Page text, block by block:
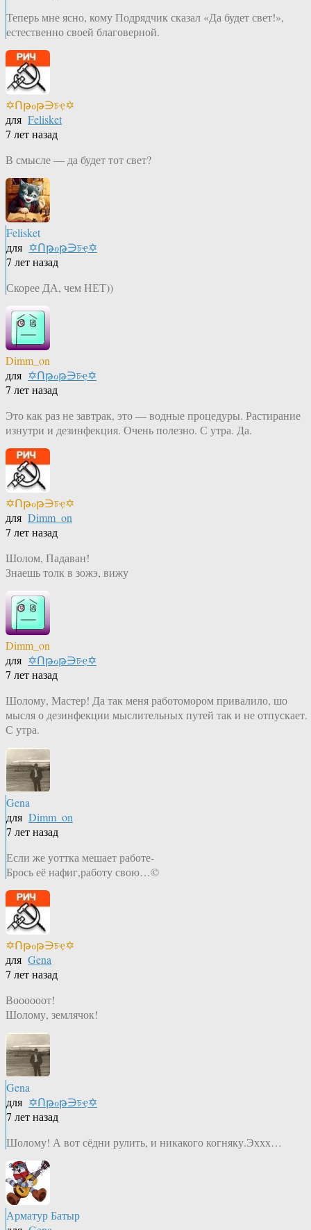
Теперь мне ясно, кому Подрядчик сказал «Да будет свет!»,
естественно своей благоверной.
✡Ոթℴթ∋চҿ✡
для Felisket
7 лет назад
В смысле — да будет тот свет?
Felisket
для ✡Ոթℴթ∋চҿ✡
7 лет назад
Скорее ДА, чем НЕТ))
Dimm_on
для ✡Ոթℴթ∋চҿ✡
7 лет назад
Это как раз не завтрак, это — водные процедуры. Растирание
изнутри и дезинфекция. Очень полезно. С утра. Да.
✡Ոթℴթ∋চҿ✡
для Dimm_on
7 лет назад
Шолом, Падаван!
Знаешь толк в зожэ, вижу
Dimm_on
для ✡Ոթℴթ∋চҿ✡
7 лет назад
Шолому, Мастер! Да так меня работомором привалило, шо
мысля о дезинфекции мыслительных путей так и не отпускает.
С утра.
Gena
для Dimm_on
7 лет назад
Если же уоттка мешает работе-
Брось её нафиг,работу свою…©
✡Ոթℴթ∋চҿ✡
для Gena
7 лет назад
Воооооот!
Шолому, землячок!
Gena
для ✡Ոթℴթ∋চҿ✡
7 лет назад
Шолому! А вот сёдни рулить, и никакого когняку.Эххх…
Арматур Батыр